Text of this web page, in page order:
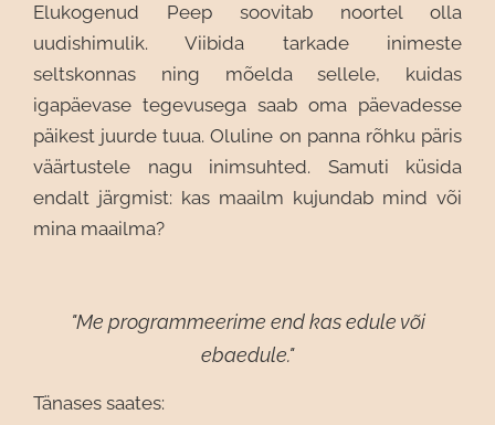
Elukogenud Peep soovitab noortel olla
uudishimulik. Viibida tarkade inimeste
seltskonnas ning mõelda sellele, kuidas
igapäevase tegevusega saab oma päevadesse
päikest juurde tuua. Oluline on panna rõhku päris
väärtustele nagu inimsuhted. Samuti küsida
endalt järgmist: kas maailm kujundab mind või
mina maailma?
"Me programmeerime end kas edule või
ebaedule."
Tänases saates: